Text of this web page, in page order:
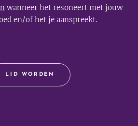
wanneer het resoneert met jouw
en/of het je aanspreekt.
LID WORDEN